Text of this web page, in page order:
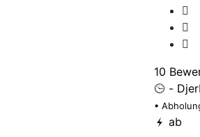
10
-
•
ab